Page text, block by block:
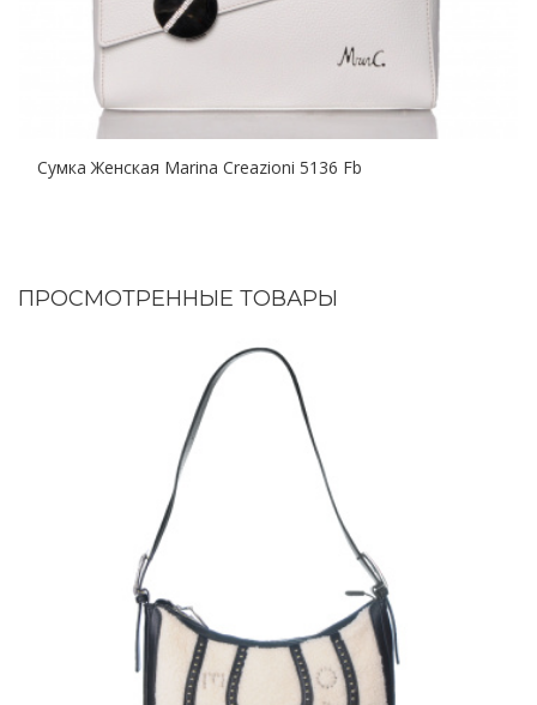
Сумка Женская Marina Creazioni 5136 Fb
ПРОСМОТРЕННЫЕ ТОВАРЫ